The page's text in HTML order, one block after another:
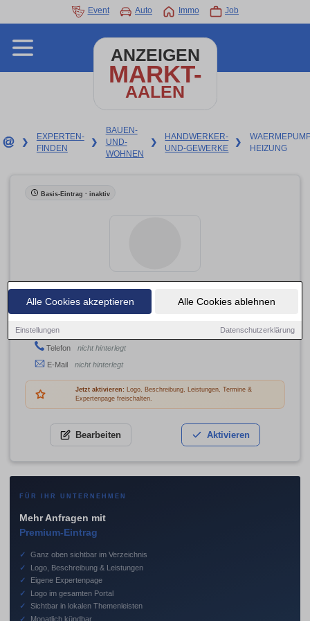
Alle Cookies akzeptieren Alle Cookies ablehnen
Einstellungen Datenschutzerklärung
Event Auto Immo Job
ANZEIGEN
MARKT-
AALEN
❯
EXPERTEN-
FINDEN
❯
BAUEN-
UND-
WOHNEN
❯
HANDWERKER-
UND-GEWERKE
❯
HEIZUNG
Basis-Eintrag · inaktiv
Bad, Heizung, Solar Banzhaf GmbH
Adresse
Telefon
nicht hinterlegt
E-Mail
nicht hinterlegt
Jetzt aktivieren: Logo, Beschreibung, Leistungen, Termine &
Expertenpage freischalten.
Bearbeiten Aktivieren
FÜR IHR UNTERNEHMEN
Mehr Anfragen mit
Premium-Eintrag
✓
Ganz oben sichtbar im Verzeichnis
✓
Logo, Beschreibung & Leistungen
✓
Eigene Expertenpage
✓
Logo im gesamten Portal
✓
Sichtbar in lokalen Themenleisten
✓
Monatlich kündbar